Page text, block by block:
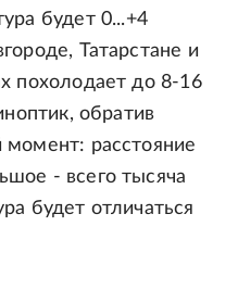
будет 0...+4
Татарстане и
похолодает до 8-16
обратив
расстояние
- всего тысяча
будет отличаться